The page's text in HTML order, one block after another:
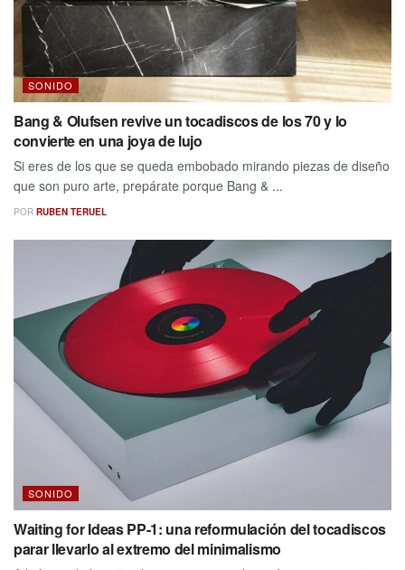
SONIDO
Bang & Olufsen revive un tocadiscos de los 70 y lo
convierte en una joya de lujo
Si eres de los que se queda embobado mirando piezas de diseño
que son puro arte, prepárate porque Bang & ...
POR RUBEN TERUEL
SONIDO
Waiting for Ideas PP-1: una reformulación del tocadiscos
parar llevarlo al extremo del minimalismo